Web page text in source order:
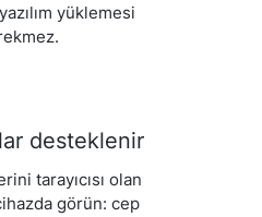
yüklemesi
desteklenir
tarayıcısı olan
görün: cep